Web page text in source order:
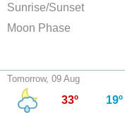
Sunrise/Sunset
Moon Phase
Tomorrow, 09 Aug
33º 19º